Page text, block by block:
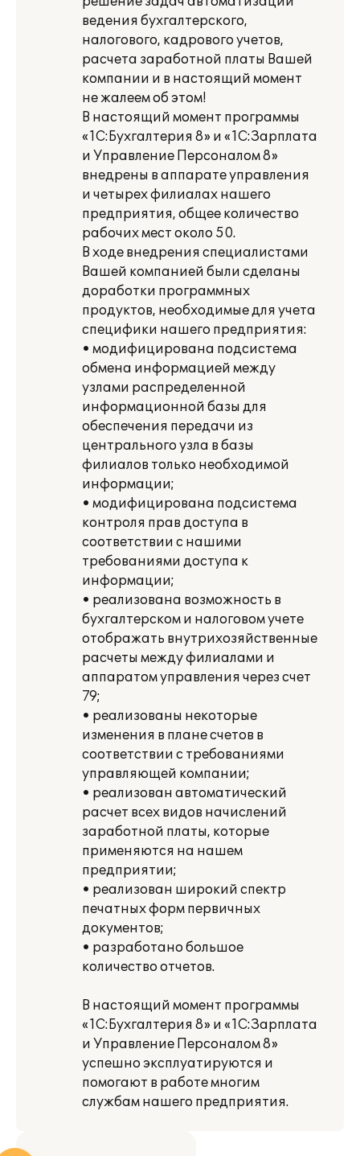
ведения бухгалтерского,
налогового, кадрового учетов,
расчета заработной платы Вашей
компании и в настоящий момент
не жалеем об этом!
В настоящий момент программы
«1С:Бухгалтерия 8» и «1С:Зарплата
и Управление Персоналом 8»
внедрены в аппарате управления
и четырех филиалах нашего
предприятия, общее количество
рабочих мест около 50.
В ходе внедрения специалистами
Вашей компанией были сделаны
доработки программных
продуктов, необходимые для учета
специфики нашего предприятия:
• модифицирована подсистема
обмена информацией между
узлами распределенной
информационной базы для
обеспечения передачи из
центрального узла в базы
филиалов только необходимой
информации;
• модифицирована подсистема
контроля прав доступа в
соответствии с нашими
требованиями доступа к
информации;
• реализована возможность в
бухгалтерском и налоговом учете
отображать внутрихозяйственные
расчеты между филиалами и
аппаратом управления через счет
79;
• реализованы некоторые
изменения в плане счетов в
соответствии с требованиями
управляющей компании;
• реализован автоматический
расчет всех видов начислений
заработной платы, которые
применяются на нашем
предприятии;
• реализован широкий спектр
печатных форм первичных
документов;
• разработано большое
количество отчетов.
В настоящий момент программы
«1С:Бухгалтерия 8» и «1С:Зарплата
и Управление Персоналом 8»
успешно эксплуатируются и
помогают в работе многим
службам нашего предприятия.